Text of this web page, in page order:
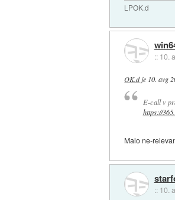
LPOK.d
:: 10.
OK.dje 10. avg
E-call v
https://
Malo ne-
:: 10.